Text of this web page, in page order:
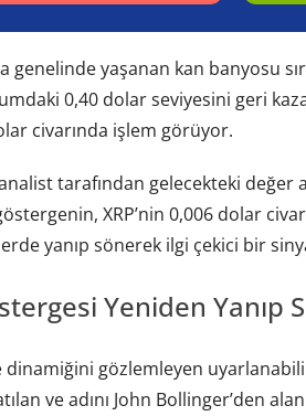
genelinde yaşanan kan banyosu
0,40 dolar seviyesini geri
civarında işlem görüyor.
tarafından gelecekteki değer
XRP’nin 0,006 dolar
yanıp sönerek ilgi çekici bir
Yeniden Yanıp
gözlemleyen
ve adını John Bollinger’den